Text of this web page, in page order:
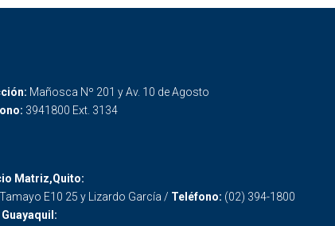
Mañosca Nº 201 y Av. 10 de Agosto
3941800 Ext. 3134
Matriz,Quito:
E10 25 y Lizardo García / Teléfono: (02) 394-1800